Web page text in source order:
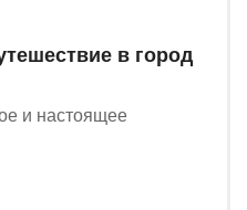
в город
и настоящее